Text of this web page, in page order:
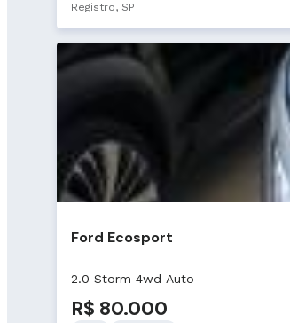
Registro, SP
Ford Ecosport
2.0 Storm 4wd Auto
R$ 80.000